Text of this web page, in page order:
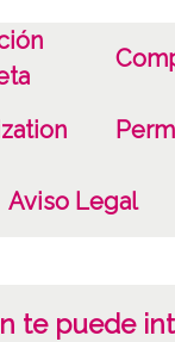
Aviso Legal
te puede